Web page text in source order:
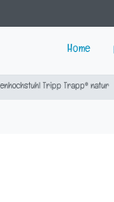
Home
Tripp Trapp® natur